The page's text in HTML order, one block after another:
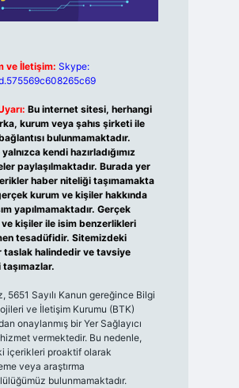
ve İletişim: Skype:
Bu internet sitesi, herhangi
kurum veya şahıs şirketi ile
bulunmamaktadır.
kendi hazırladığımız
paylaşılmaktadır. Burada yer
haber niteliği taşımamakta
kurum ve kişiler hakkında
yapılmamaktadır. Gerçek
kişiler ile isim benzerlikleri
tesadüfidir. Sitemizdeki
taslak halindedir ve tavsiye
5651 Sayılı Kanun gereğince Bilgi
ve İletişim Kurumu (BTK)
onaylanmış bir Yer Sağlayıcı
vermektedir. Bu nedenle,
içerikleri proaktif olarak
veya araştırma
bulunmamaktadır.